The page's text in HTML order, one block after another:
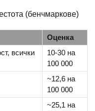
(бенчмаркове)
Оценка
всички
10-30 на
100 000
~12,6 на
100 000
~25,1 на